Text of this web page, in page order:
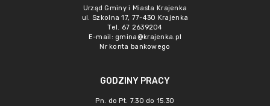
Urząd Gminy i Miasta Krajenka
ul. Szkolna 17, 77-430 Krajenka
Tel. 67 2639204
E-mail: gmina@krajenka.pl
Nr konta bankowego
GODZINY PRACY
Pn. do Pt. 7.30 do 15.30